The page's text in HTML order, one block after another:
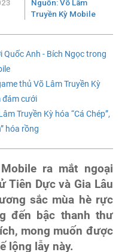
Nguồn: Võ Lâm
Truyền Kỳ Mobile
Quốc Anh - Bích Ngọc trong
thủ Võ Lâm Truyền Kỳ
đám cưới
Truyền Kỳ hóa “Cá Chép”,
hóa rồng
ra mắt ngoại
Tiên Dực và Gia Lâu
sắc mùa hè rực
đến bậc thanh thư
mong muốn được
lộng lẫy này.